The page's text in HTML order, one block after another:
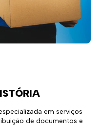
em serviços
de documentos e